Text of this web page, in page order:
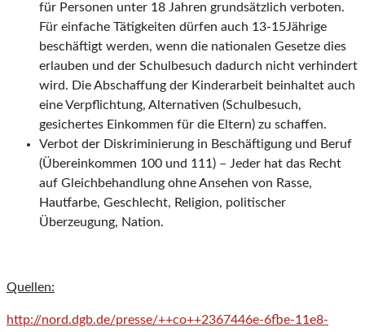
für Personen unter 18 Jahren grundsätzlich verboten.
Für einfache Tätigkeiten dürfen auch 13-15Jährige
beschäftigt werden, wenn die nationalen Gesetze dies
erlauben und der Schulbesuch dadurch nicht verhindert
wird. Die Abschaffung der Kinderarbeit beinhaltet auch
eine Verpflichtung, Alternativen (Schulbesuch,
gesichertes Einkommen für die Eltern) zu schaffen.
Verbot der Diskriminierung in Beschäftigung und Beruf
(Übereinkommen 100 und 111) – Jeder hat das Recht
auf Gleichbehandlung ohne Ansehen von Rasse,
Hautfarbe, Geschlecht, Religion, politischer
Überzeugung, Nation.
Quellen:
http://nord.dgb.de/presse/++co++2367446e-6fbe-11e8-